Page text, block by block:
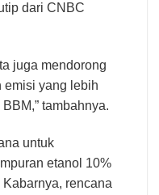
dari CNBC
juga mendorong
emisi yang lebih
tambahnya.
untuk
etanol 10%
rencana